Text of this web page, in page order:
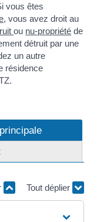
vous êtes
, vous avez droit au
ou nu-propriété de
détruit par une
un autre
résidence
Tout déplier